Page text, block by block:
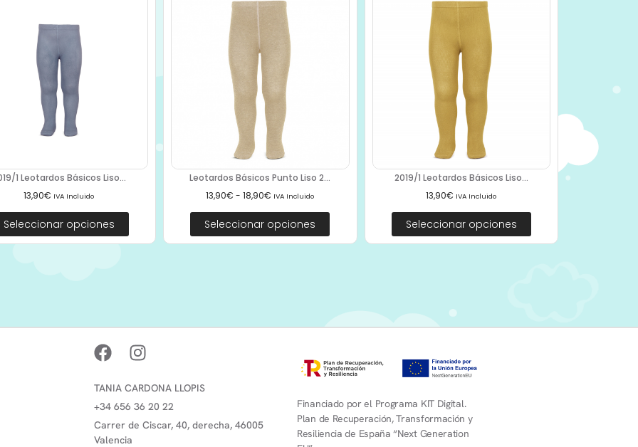
1 Leotardos Básicos Liso...
13,90€ IVA Incluido
Seleccionar opciones
Leotardos Básicos Punto Liso 2...
13,90€ - 18,90€ IVA Incluido
Seleccionar opciones
2019/1 Leotardos Básicos Liso...
13,90€ IVA Incluido
Seleccionar opciones
TANIA CARDONA LLOPIS
+34 656 36 20 22
Carrer de Ciscar, 40, derecha, 46005
Valencia
Financiado por el Programa KIT Digital.
Plan de Recuperación, Transformación y
Resiliencia de España “Next Generation